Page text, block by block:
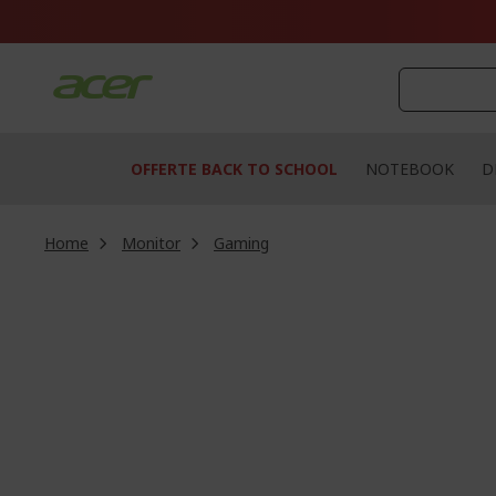
OFFERTE BACK TO SCHOOL NOTEBOOK
Home Monitor
Gaming